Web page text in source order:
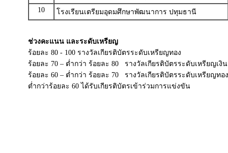
10
โรงเรียนเตรียมอุดมศึกษาพัฒนาการ ปทุมธานี
ช่วงคะแนน และระดับเหรียญ
ร้อยละ 80 - 100 รางวัลเกียรติบัตรระดับเหรียญทอง
ร้อยละ 70 – ต่ำกว่า ร้อยละ 80 รางวัลเกียรติบัตรระดับเหรียญเงิน
ร้อยละ 60 – ต่ำกว่า ร้อยละ 70 รางวัลเกียรติบัตรระดับเหรียญทอ
ต่ำกว่าร้อยละ 60 ได้รับเกียรติบัตรเข้าร่วมการแข่งขัน